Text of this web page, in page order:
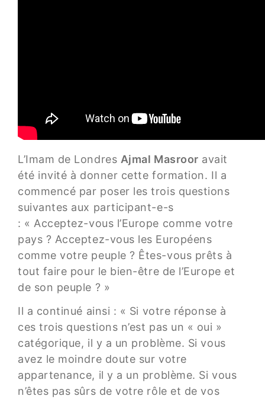
L’Imam de Londres Ajmal Masroor avait
été invité à donner cette formation. Il a
commencé par poser les trois questions
suivantes aux participant-e-s
: « Acceptez-vous l’Europe comme votre
pays ? Acceptez-vous les Européens
comme votre peuple ? Êtes-vous prêts à
tout faire pour le bien-être de l’Europe et
de son peuple ? »
Il a continué ainsi : « Si votre réponse à
ces trois questions n’est pas un « oui »
catégorique, il y a un problème. Si vous
avez le moindre doute sur votre
appartenance, il y a un problème. Si vous
n’êtes pas sûrs de votre rôle et de vos